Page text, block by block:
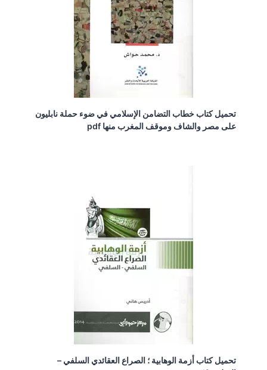
تحميل كتاب خطاب التضامن الإسلامي في ضوء حملة نابليون
على مصر والشاف وموقف المغرب منها pdf
تحميل كتاب أزمة الوهابية ؛ الصراع العقائدي السلفي –